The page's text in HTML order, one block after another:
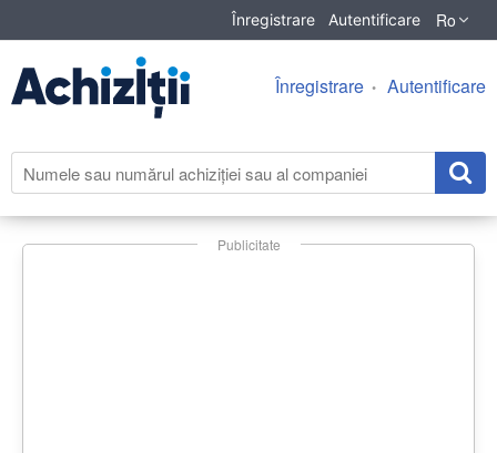
Înregistrare Autentificare Ro
Înregistrare Autentificare
Publicitate